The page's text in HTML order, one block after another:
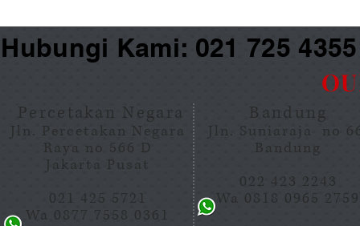
Kami: 021 725
Percetakan Negara
Jln. Percetakan Negara
Raya no 566 D
Jakarta Pusat
021 425 5721
Wa 0877 7558 0361
Bandung
Jln. Suniaraja no
Bandung
022 423 2243
Wa 0818 0965 2759